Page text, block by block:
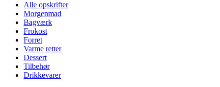
Alle opskrifter
Morgenmad
Bagværk
Frokost
Forret
Varme retter
Dessert
Tilbehør
Drikkevarer